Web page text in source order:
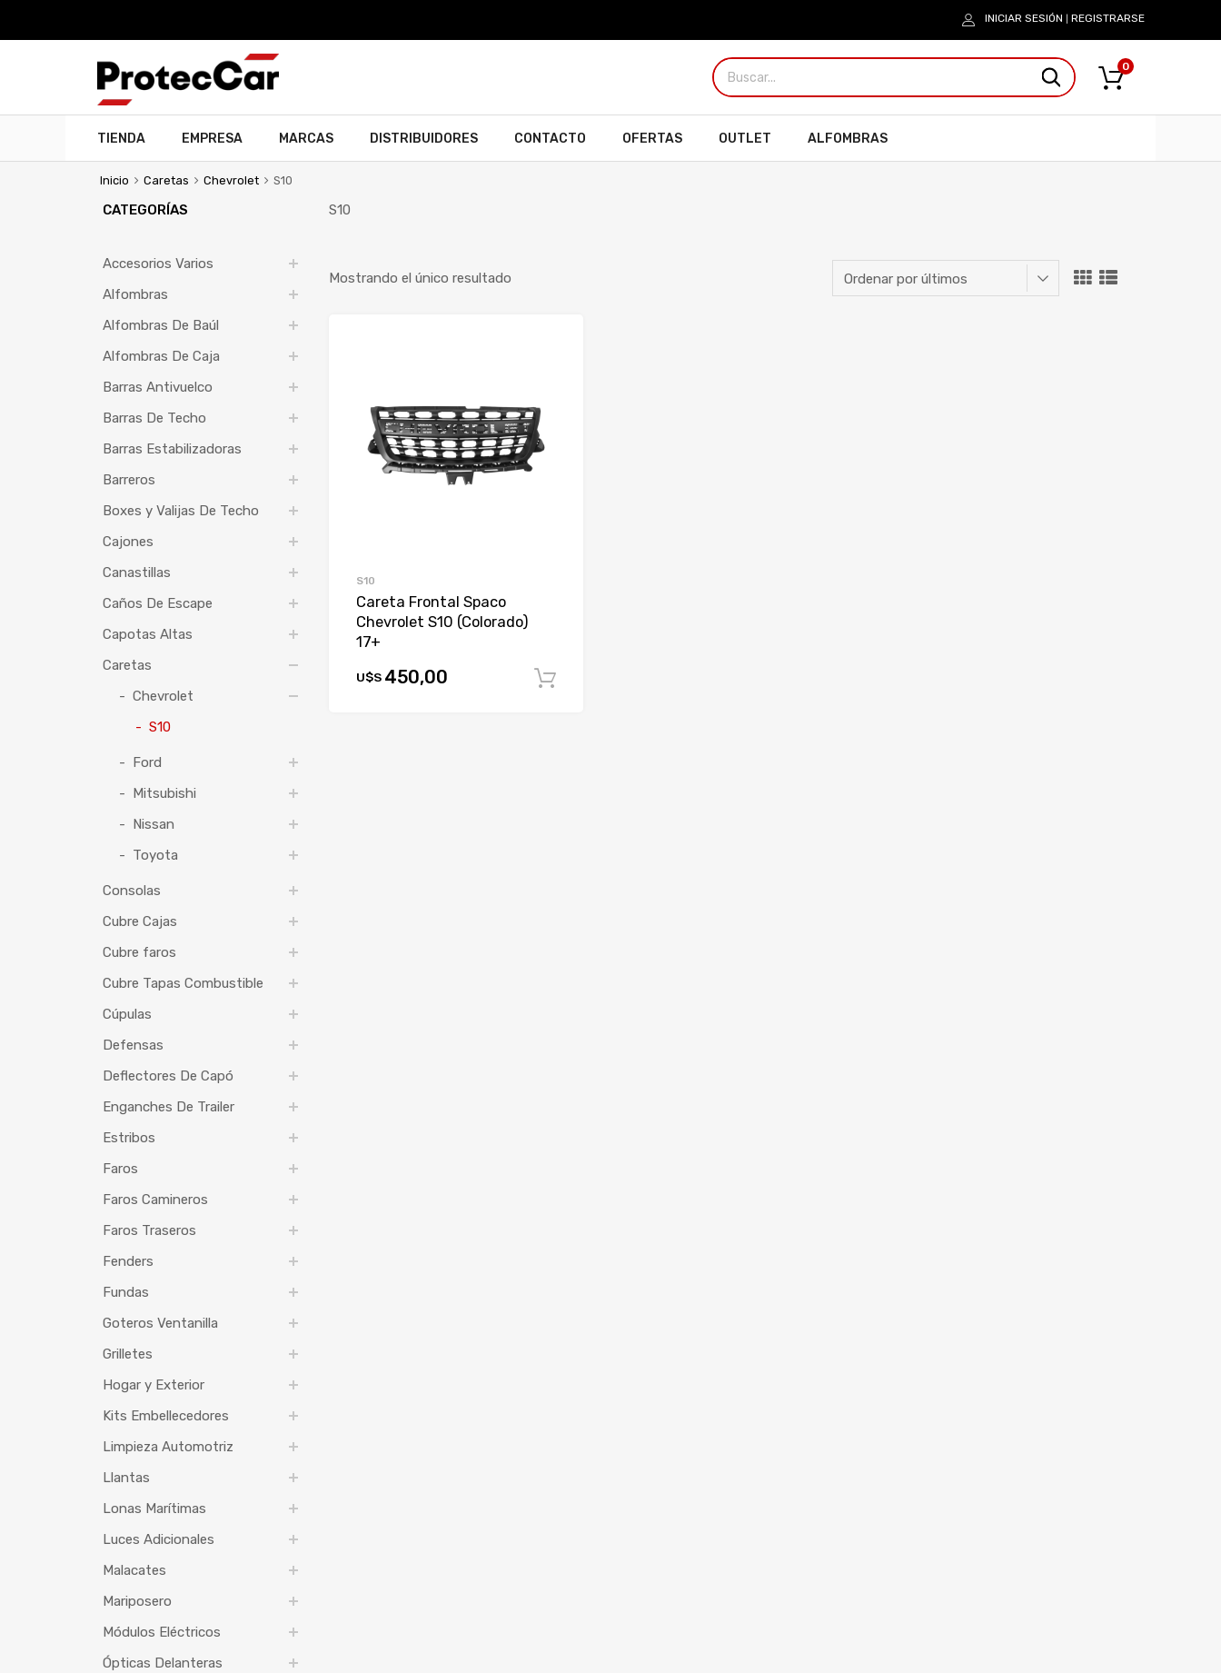
INICIAR SESIÓN REGISTRARSE
0
TIENDA EMPRESA MARCAS DISTRIBUIDORES CONTACTO OFERTAS OUTLET ALFOMBRAS
Inicio Caretas Chevrolet S10
S10
Mostrando el único resultado
S10
Careta Frontal Spaco
Chevrolet S10 (Colorado)
17+
U$S 450,00
CATEGORÍAS
Accesorios Varios
Alfombras
Alfombras De Baúl
Alfombras De Caja
Barras Antivuelco
Barras De Techo
Barras Estabilizadoras
Barreros
Boxes y Valijas De Techo
Cajones
Canastillas
Caños De Escape
Capotas Altas
Caretas
Chevrolet
S10
Ford
Mitsubishi
Nissan
Toyota
Consolas
Cubre Cajas
Cubre faros
Cubre Tapas Combustible
Cúpulas
Defensas
Deflectores De Capó
Enganches De Trailer
Estribos
Faros
Faros Camineros
Faros Traseros
Fenders
Fundas
Goteros Ventanilla
Grilletes
Hogar y Exterior
Kits Embellecedores
Limpieza Automotriz
Llantas
Lonas Marítimas
Luces Adicionales
Malacates
Mariposero
Módulos Eléctricos
Ópticas Delanteras